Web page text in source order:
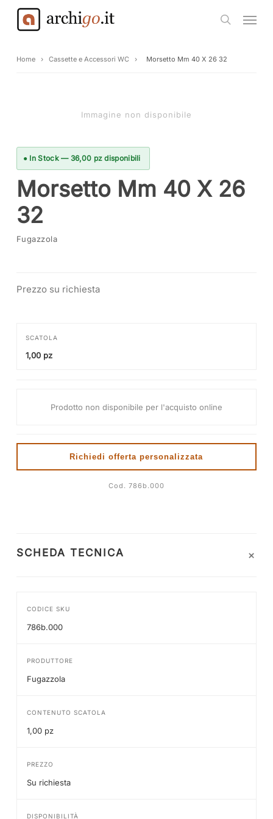
content
search
Home › Cassette e Accessori WC › Morsetto Mm 40 X 26 32
Immagine non disponibile
● In Stock — 36,00 pz disponibili
Morsetto Mm 40 X 26
32
Fugazzola
Prezzo su richiesta
SCATOLA
1,00 pz
Prodotto non disponibile per l'acquisto online
Richiedi offerta personalizzata
Cod. 786b.000
SCHEDA TECNICA +
CODICE SKU
786b.000
PRODUTTORE
Fugazzola
CONTENUTO SCATOLA
1,00 pz
PREZZO
Su richiesta
DISPONIBILITÀ